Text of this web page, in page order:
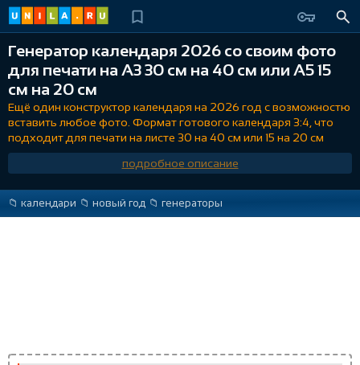
Генератор календаря 2026 со своим фото
для печати на A3 30 см на 40 см или A5 15
см на 20 см
Ещё один конструктор календаря на 2026 год с возможностю
вставить любое фото. Формат готового календаря 3:4, что
подходит для печати на листе 30 на 40 см или 15 на 20 см
подробное описание
📁️ календари 📁️ новый год 📁️ генераторы